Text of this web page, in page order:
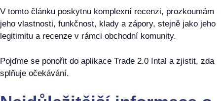
V tomto článku poskytnu komplexní recenzi, prozkoumám
jeho vlastnosti, funkčnost, klady a zápory, stejně jako jeho
legitimitu a recenze v rámci obchodní komunity.
Pojďme se ponořit do aplikace Trade 2.0 Intal a zjistit, zda
splňuje očekávání.